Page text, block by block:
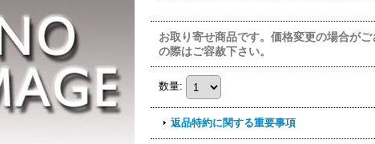
お取り寄せ商品です。価格変更の場合が
の際はご容赦下さい。
数量:
返品特約に関する重要事項